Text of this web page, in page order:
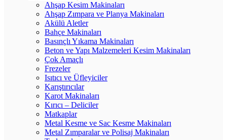
Ahşap Kesim Makinaları
Ahşap Zımpara ve Planya Makinaları
Akülü Aletler
Bahçe Makinaları
Basınçlı Yıkama Makinaları
Beton ve Yapı Malzemeleri Kesim Makinaları
Çok Amaçlı
Frezeler
Isıtıcı ve Üfleyiciler
Karıştırıcılar
Karot Makinaları
Kırıcı – Deliciler
Matkaplar
Metal Kesme ve Sac Kesme Makinaları
Metal Zımparalar ve Polisaj Makinaları